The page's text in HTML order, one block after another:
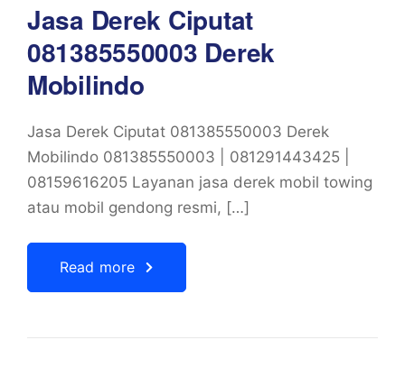
Jasa Derek Ciputat
081385550003 Derek
Mobilindo
Jasa Derek Ciputat 081385550003 Derek
Mobilindo 081385550003 | 081291443425 |
08159616205 Layanan jasa derek mobil towing
atau mobil gendong resmi, […]
Read more